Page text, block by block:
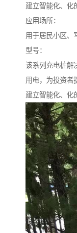
建立智能化、化
应用场所：
用于居民小区、
型号：
该系列充电桩解
用电，为投资者
建立智能化、化